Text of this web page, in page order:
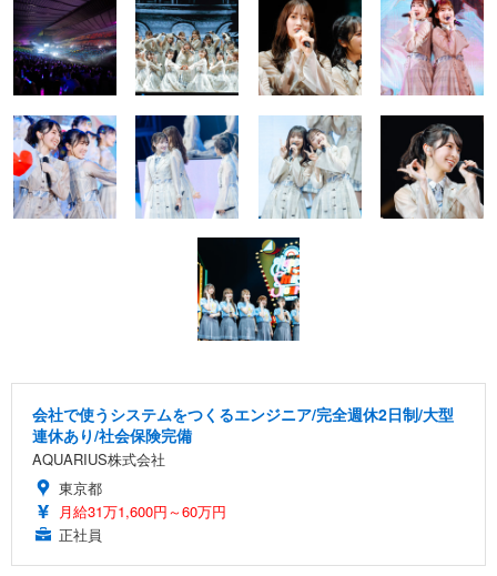
会社で使うシステムをつくるエンジニア/完全週休2日制/大型
連休あり/社会保険完備
AQUARIUS株式会社
東京都
月給31万1,600円～60万円
正社員